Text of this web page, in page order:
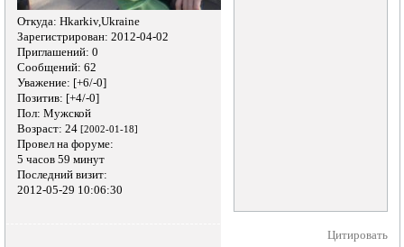
Откуда: Hkarkiv,Ukraine
Зарегистрирован: 2012-04-02
Приглашений: 0
Сообщений: 62
Уважение: [+6/-0]
Позитив: [+4/-0]
Пол: Мужской
Возраст: 24 [2002-01-18]
Провел на форуме:
5 часов 59 минут
Последний визит:
2012-05-29 10:06:30
Цитировать